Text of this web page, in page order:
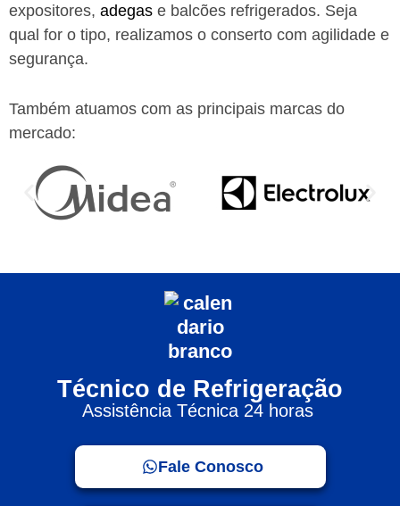
expositores, adegas e balcões refrigerados. Seja
qual for o tipo, realizamos o conserto com agilidade e
segurança.
Também atuamos com as principais marcas do
mercado:
Técnico de Refrigeração
Assistência Técnica 24 horas
Fale Conosco